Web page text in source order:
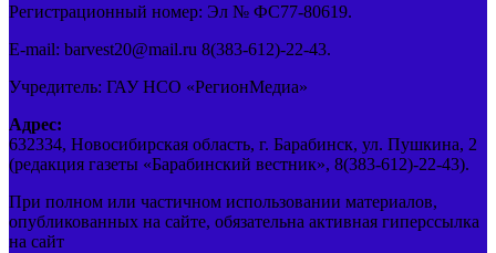
Регистрационный номер: Эл № ФС77-80619.
E-mail: barvest20@mail.ru 8(383-612)-22-43.
Учредитель: ГАУ НСО «РегионМедиа»
Адрес:
632334, Новосибирская область, г. Барабинск, ул. Пушкина, 2
(редакция газеты «Барабинский вестник», 8(383-612)-22-43).
При полном или частичном использовании материалов,
опубликованных на сайте, обязательна активная гиперссылка
на сайт